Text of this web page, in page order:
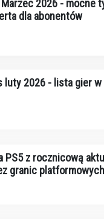
2026 - mocne
dla abonentów
luty 2026 - lista gier
PS5 z rocznicową
granic platformowych